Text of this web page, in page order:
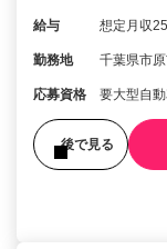
給与 想定月収
勤務地 千葉県市
応募資格 要大型自
後で見る